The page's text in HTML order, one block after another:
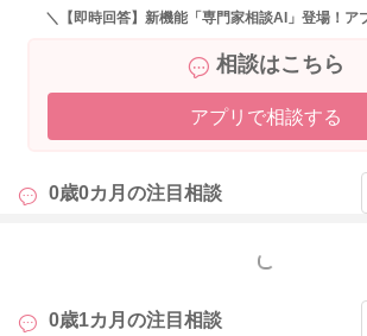
＼【即時回答】新機能「専門家相談AI」登場！ア
相談はこちら
アプリで相談する
0歳0カ月の注目相談
もっと見る
0歳1カ月の注目相談